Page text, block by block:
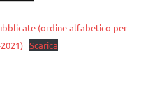
(ordine alfabetico per
Scarica